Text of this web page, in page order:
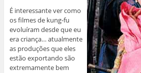
É interessante ver como
os filmes de kung-fu
evoluíram desde que eu
era criança… atualmente
as produções que eles
estão exportando são
extremamente bem